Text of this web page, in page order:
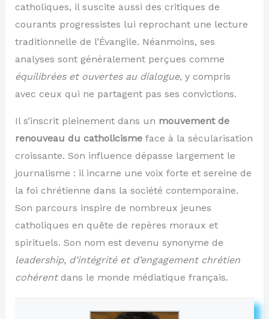
catholiques, il suscite aussi des critiques de
courants progressistes lui reprochant une lecture
traditionnelle de l’Évangile. Néanmoins, ses
analyses sont généralement perçues comme
équilibrées et ouvertes au dialogue, y compris
avec ceux qui ne partagent pas ses convictions.
Il s’inscrit pleinement dans un mouvement de
renouveau du catholicismeface à la sécularisation
croissante. Son influence dépasse largement le
journalisme : il incarne une voix forte et sereine de
la foi chrétienne dans la société contemporaine.
Son parcours inspire de nombreux jeunes
catholiques en quête de repères moraux et
spirituels. Son nom est devenu synonyme de
leadership, d’intégrité et d’engagement chrétien
cohérentdans le monde médiatique français.